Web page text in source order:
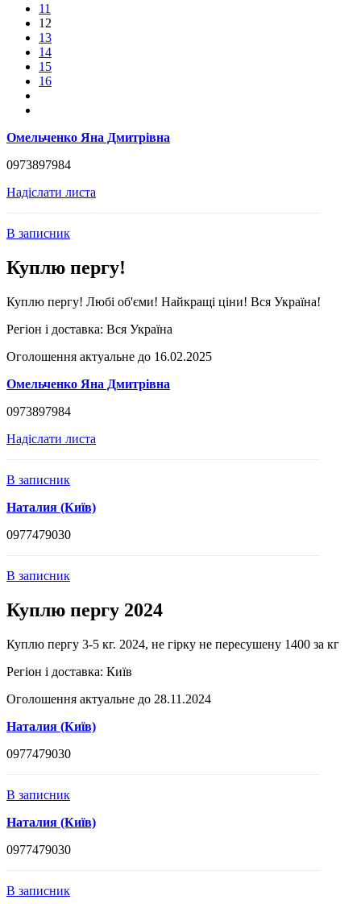
11
12
13
14
15
16
Омельченко Яна Дмитрівна
0973897984
Надіслати листа
В записник
Куплю пергу!
Куплю пергу! Любі об'єми! Найкращі ціни! Вся Україна!
Регіон і доставка: Вся Україна
Оголошення актуальне до 16.02.2025
Омельченко Яна Дмитрівна
0973897984
Надіслати листа
В записник
Наталия (Київ)
0977479030
В записник
Куплю пергу 2024
Куплю пергу 3-5 кг. 2024, не гірку не пересушену 1400 за кг
Регіон і доставка: Київ
Оголошення актуальне до 28.11.2024
Наталия (Київ)
0977479030
В записник
Наталия (Київ)
0977479030
В записник